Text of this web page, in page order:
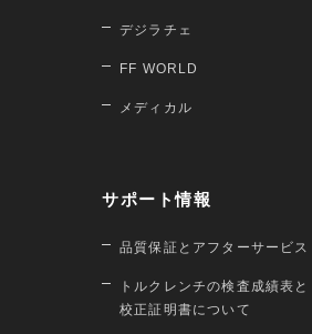
デジラチェ
FF WORLD
メディカル
サポート情報
品質保証とアフターサービス
トルクレンチの検査成績表と
校正証明書について